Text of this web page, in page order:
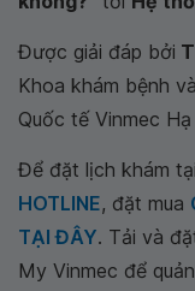
Được giải đáp bởi
Khoa khám bệnh
Quốc tế Vinmec
Để đặt lịch khám
HOTLINE, đặt mua
TẠI ĐÂY. Tải và
My Vinmec để